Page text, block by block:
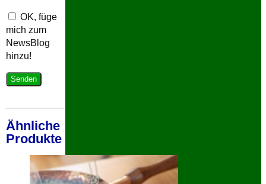
OK, füge
mich zum
NewsBlog
hinzu!
Ähnliche
Produkte